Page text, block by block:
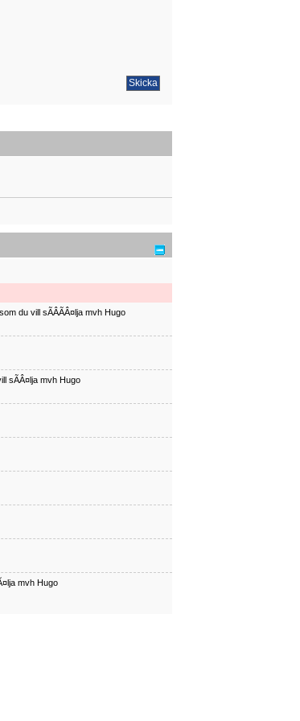
du vill sÃÂÃÂ¤lja mvh Hugo
sÃÂ¤lja mvh Hugo
mvh Hugo